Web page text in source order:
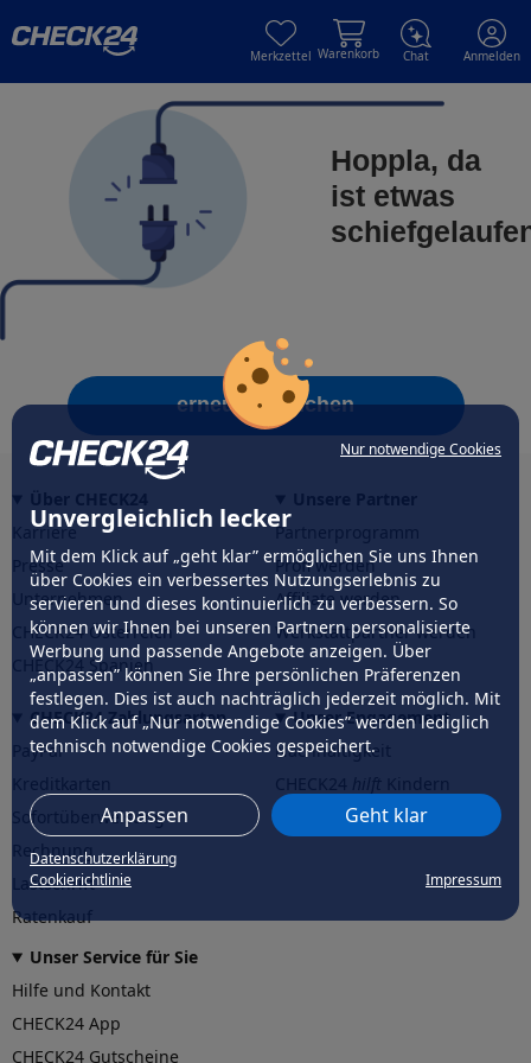
Nur notwendige Cookies
Unvergleichlich lecker
Mit dem Klick auf „geht klar” ermöglichen Sie uns Ihnen
über Cookies ein verbessertes Nutzungserlebnis zu
servieren und dieses kontinuierlich zu verbessern. So
können wir Ihnen bei unseren Partnern personalisierte
Werbung und passende Angebote anzeigen. Über
„anpassen” können Sie Ihre persönlichen Präferenzen
festlegen. Dies ist auch nachträglich jederzeit möglich. Mit
dem Klick auf „Nur notwendige Cookies” werden lediglich
technisch notwendige Cookies gespeichert.
Anpassen Geht klar
Datenschutzerklärung
Cookierichtlinie
Impressum
Merkzettel Warenkorb Chat Anmelden
Hoppla, da
ist etwas
erneut versuchen
Karriere
Presse
Unternehmen
CHECK24 Österreich
CHECK24 Spanien
Partnerprogramm
Profi werden
Affiliate werden
Werkstattpartner werden
CHECK24 Zahlungsarten
PayPal
Sofortüberweisung
Rechnung
Lastschrift
Ratenkauf
Unser Engagement
Nachhaltigkeit
CHECK24hilftder Natur
Unser Service für Sie
Hilfe und Kontakt
CHECK24 App
CHECK24 Gutscheine